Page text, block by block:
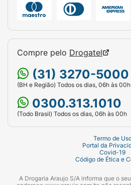
Compre pelo Drogatel
(31) 3270-5000
(BH e Região) Todos os dias, 06h às 00h
0300.313.1010
(Todo Brasil) Todos os dias, 06h às 00h
Termo de
Portal da
Covid-19
Código de Ética e
A Drogaria Araujo S/A informa que o